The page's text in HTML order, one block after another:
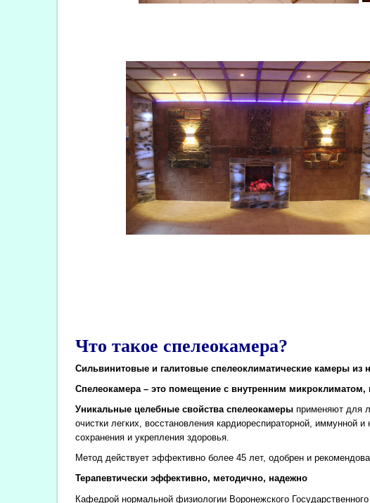
Что такое спелеокамера?
Сильвинитовые и галитовые спелеоклиматические камеры из
Спелеокамера – это помещение с внутренним
Уникальные целебные свойства спелеокамеры применяют для
очистки легких, восстановления кардиореспираторной, иммунной
сохранения и укрепления здоровья.
Метод действует эффективно более 45 лет, одобрен и
Терапевтически эффективно, методично, надежно
Кафедрой нормальной физиологии Воронежского